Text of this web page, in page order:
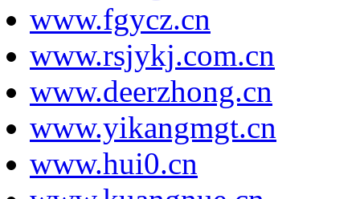
www.fgycz.cn
www.rsjykj.com.cn
www.deerzhong.cn
www.yikangmgt.cn
www.hui0.cn